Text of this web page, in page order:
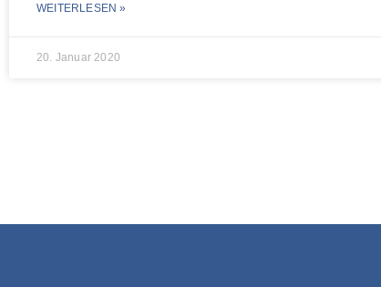
WEITERLESEN »
20. Januar 2020